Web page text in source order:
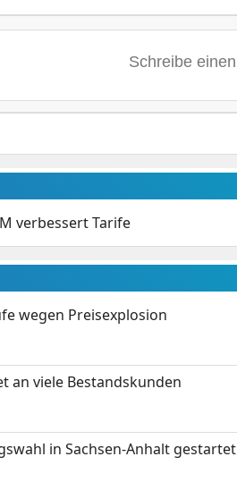
verbessert Tarife
wegen Preisexplosion
an viele Bestandskunden
in Sachsen-Anhalt gestartet